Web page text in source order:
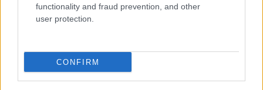
functionality and fraud prevention, and other
user protection.
CONFIRMiskoláját